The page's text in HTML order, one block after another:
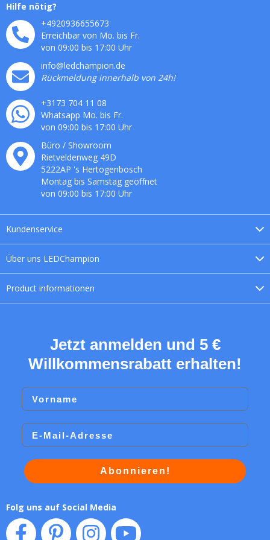
Über uns LEDChampion
Product informationen
Kundenservice
Hilfe nötig?
+4920936655673
Erreichbar von Mo. bis Fr.
von 09:00 bis 17:00 Uhr
info@ledchampion.de
Rückmeldung innerhalb von 24h!
+3173 704 11 08
Whatsapp Mo. bis Fr.
von 09:00 bis 17:00 Uhr
Büro / Showroom
Rietveldenweg 49D
5222AP 's Hertogenbosch
Montag bis Samstag geöffnet
von 09:00 bis 17:00 Uhr
Jetzt anmelden und 5 €
Willkommensrabatt erhalten!
Vorname
Email
Abonnieren!
Folg uns auf Social Media